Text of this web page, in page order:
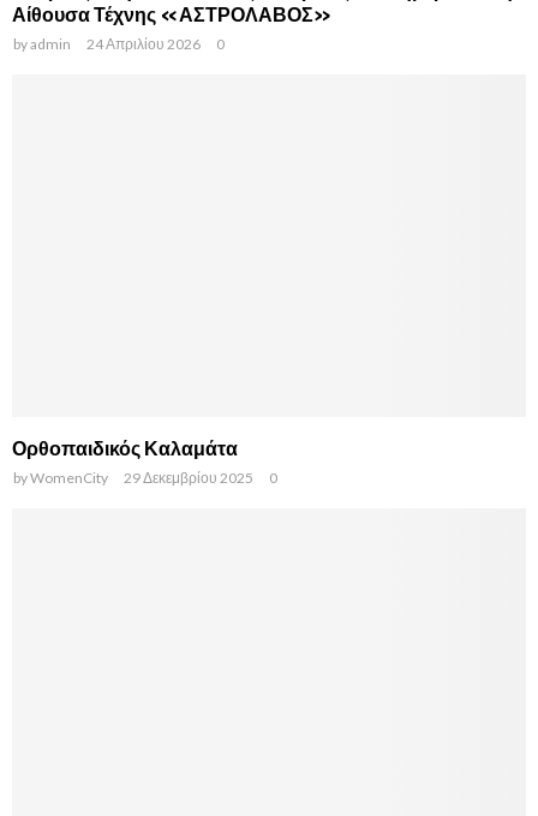
Αίθουσα Τέχνης «ΑΣΤΡΟΛΑΒΟΣ»
byadmin 24 Απριλίου 2026 0
Ορθοπαιδικός Καλαμάτα
byWomenCity 29 Δεκεμβρίου 2025 0